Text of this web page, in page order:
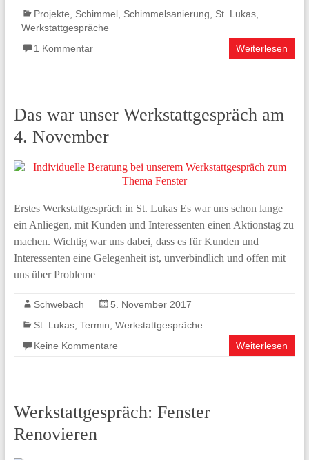
Projekte
Schimmel, Schimmelsanierung St. Lukas,
Werkstattgespräche
1 Kommentar
Weiterlesen
Das war unser Werkstattgespräch am
4. November
Erstes Werkstattgespräch in St. Lukas Es war uns schon lange
ein Anliegen, mit Kunden und Interessenten einen Aktionstag zu
machen. Wichtig war uns dabei, dass es für Kunden und
Interessenten eine Gelegenheit ist, unverbindlich und offen mit
uns über Probleme
Schwebach
5. November 2017
St. Lukas, Termin Werkstattgespräche
Keine Kommentare
Weiterlesen
Werkstattgespräch: Fenster
Renovieren